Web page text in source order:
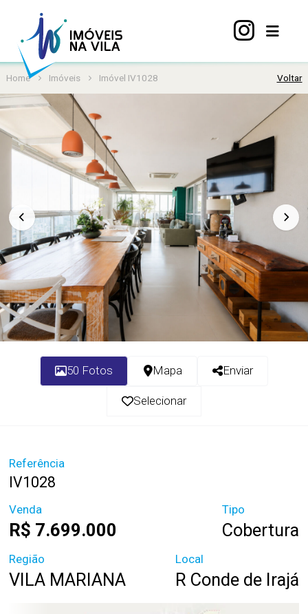
Home
A
Vila
Mariana
Imóveis
Vila
Sobre
nós
Contato
Home Imóveis Imóvel IV1028 Voltar
50 Fotos Mapa Enviar
Selecionar
Referência
IV1028
Venda
R$ 7.699.000
Tipo
Cobertura
Região
VILA MARIANA
Local
R Conde de Irajá